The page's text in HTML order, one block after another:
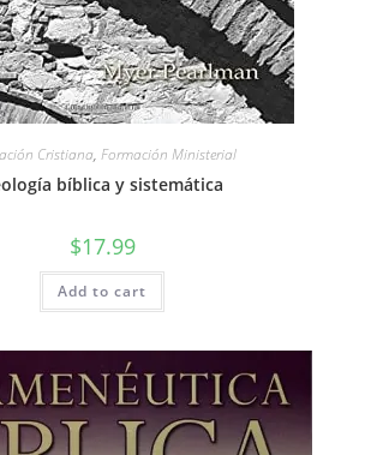
Cristiana, Formación Ministerial
bíblica y sistemática
$17.99
Add to cart